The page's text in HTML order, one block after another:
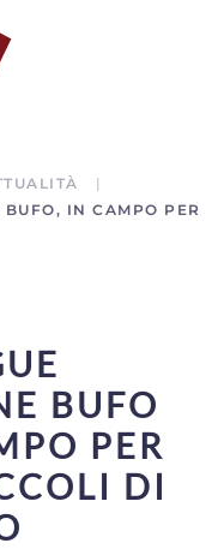
IN CAMPO PER
BUFO
PER
DI